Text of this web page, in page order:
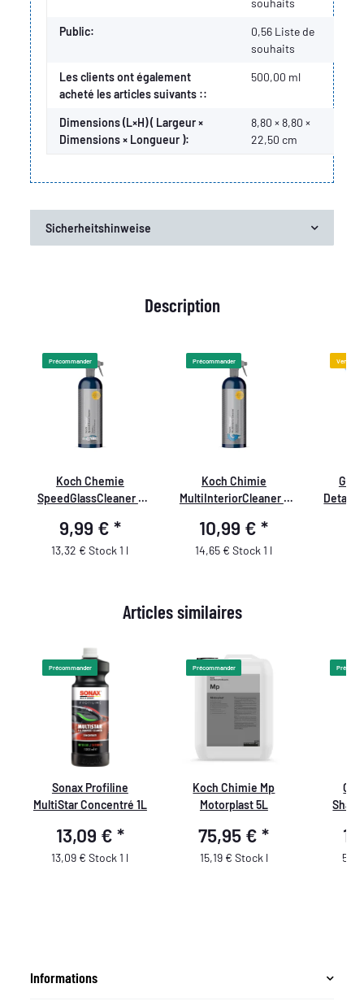
Public: 0,56 Liste de
souhaits
Les clients ont également
acheté les articles suivants ::
500,00 ml
Dimensions (L×H) ( Largeur ×
Dimensions × Longueur ):
8,80 × 8,80 ×
22,50 cm
Sicherheitshinweise
Description
Précommander
Koch Chemie
SpeedGlassCleaner -
750ml KCX
9,99 € *
13,32 € Stock 1 l
Précommander
Koch Chimie
MultiInteriorCleaner -
750ml
10,99 €*
14,65 € Stock 1 l
Vente %
Articles similaires
Précommander
Sonax Profiline
MultiStar Concentré 1L
13,09 € *
13,09 € Stock 1 l
Précommander
Koch Chimie Mp
Motorplast 5L
75,95 €*
15,19 € Stock l
Informations